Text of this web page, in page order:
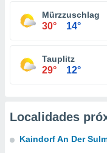
Mürzzuschlag
30° 14°
Tauplitz
29° 12°
Localidades
Kaindorf An Der